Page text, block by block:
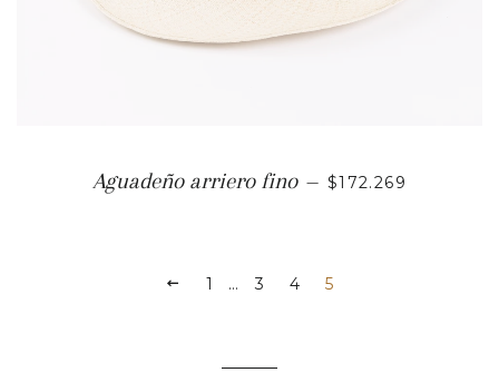
Aguadeño arriero fino — PRECIO
$172.269
ANTERIOR
1 … 3 4 5